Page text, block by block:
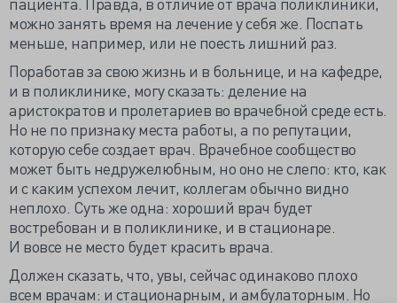
можно занять время на лечение у себя же. Поспать
меньше, например, или не поесть лишний раз.
Поработав за свою жизнь и в больнице, и на кафедре,
и в поликлинике, могу сказать: деление на
аристократов и пролетариев во врачебной среде есть.
Но не по признаку места работы, а по репутации,
которую себе создает врач. Врачебное сообщество
может быть недружелюбным, но оно не слепо: кто, как
и с каким успехом лечит, коллегам обычно видно
неплохо. Суть же одна: хороший врач будет
востребован и в поликлинике, и в стационаре.
И вовсе не место будет красить врача.
Должен сказать, что, увы, сейчас одинаково плохо
всем врачам: и стационарным, и амбулаторным. Но